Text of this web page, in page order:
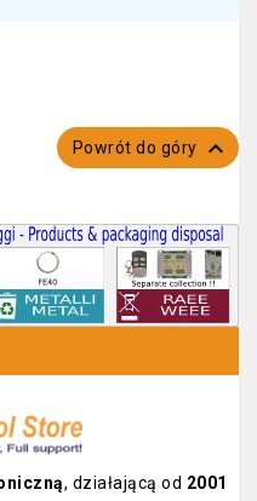
Powrót do góry 
, działającą od 2001